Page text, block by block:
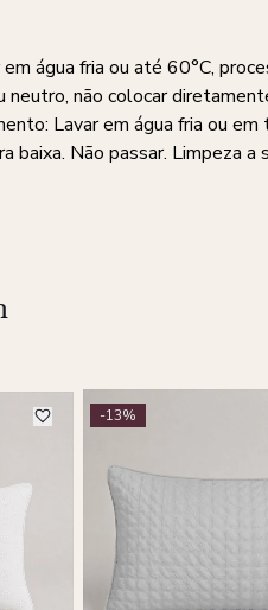
água fria ou até 60°C,
não colocar
Lavar em água fria ou
Não passar. Limpeza a
-13%